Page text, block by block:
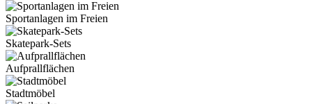
Sportanlagen im Freien
Skatepark-Sets
Aufprallflächen
Stadtmöbel